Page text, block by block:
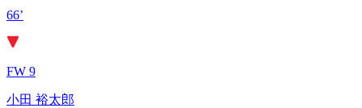
66’
FW 9
小田 裕太郎